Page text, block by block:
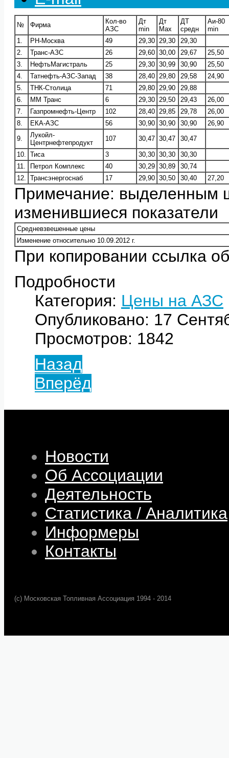
№ Фирма
Кол-во
АЗС
Дт
min
Дт
Max
ДТ
средн
Аи-80
min
1.
РН-Москва 49 29,30 29,30
29,30
2.
Транс-АЗС 26 29,60 30,00 29,67
25,50
3.
НефтьМагистраль 25 29,30 30,99 30,90
25,50
4.
Татнефть-АЗС-Запад 38 28,40 29,80 29,58
24,90
5.
ТНК-Столица 71 29,80 29,90
29,88
6.
ММ Транс 6 29,30 29,50 29,43
26,00
7.
Газпромнефть-Центр 102 28,40 29,85 29,78
26,00
8.
ЕКА-АЗС 56 30,90 30,90 30,90
26,90
9.
Лукойл-
Центрнефтепродукт
107 30,47 30,47 30,47
10. Тиса 3 30,30 30,30
30,30
11.
Петрол Комплекс 40 30,29 30,89
30,74
12.
Трансэнергоснаб 17 29,90 30,50 30,40 27,20
Примечание: выделенным
изменившиеся показатели
Средневзвешенные цены
Изменение относительно 10.09.2012 г.
При копировании ссылка
Подробности
Категория: Цены на АЗС
Опубликовано: 17
Просмотров: 1842
Назад
Вперёд
Новости
Об Ассоциации
Деятельность
Статистика / Аналитика
Информеры
Контакты
(c) Московская Топливная Ассоциация 1994 - 2014